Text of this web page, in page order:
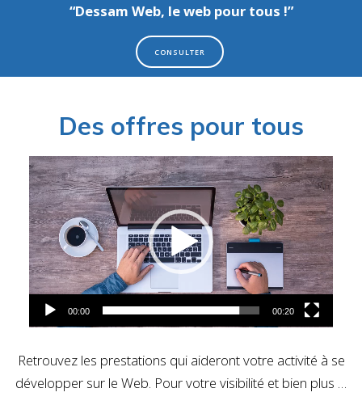
“Dessam Web, le web pour tous !”
CONSULTER
Des offres pour tous
Lecteur
vidéo
00:00 00:20
Retrouvez les prestations qui aideront votre activité à se
développer sur le Web. Pour votre visibilité et bien plus …